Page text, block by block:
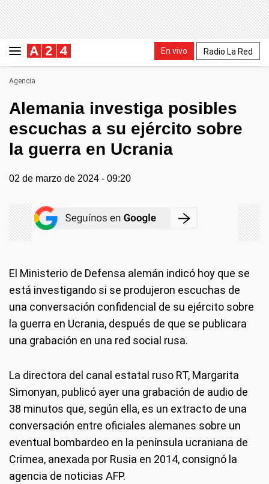
En vivo Radio La Red
Agencia
Alemania investiga posibles
escuchas a su ejército sobre
la guerra en Ucrania
02 de marzo de 2024 - 09:20
El Ministerio de Defensa alemán indicó hoy que se
está investigando si se produjeron escuchas de
una conversación confidencial de su ejército sobre
la guerra en Ucrania, después de que se publicara
una grabación en una red social rusa.
La directora del canal estatal ruso RT, Margarita
Simonyan, publicó ayer una grabación de audio de
38 minutos que, según ella, es un extracto de una
conversación entre oficiales alemanes sobre un
eventual bombardeo en la península ucraniana de
Crimea, anexada por Rusia en 2014, consignó la
agencia de noticias AFP.